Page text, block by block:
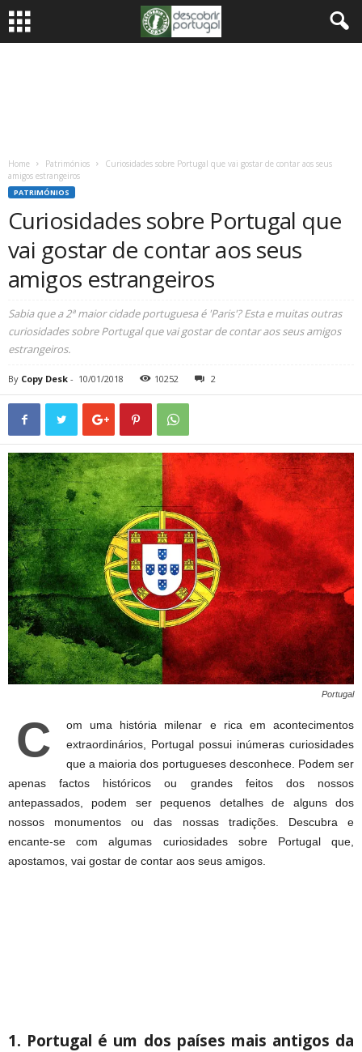
Home Patrimónios
Curiosidades sobre Portugal que vai gostar de contar aos seus
amigos estrangeiros
PATRIMÓNIOS
Curiosidades sobre Portugal que
vai gostar de contar aos seus
amigos estrangeiros
Sabia que a 2ª maior cidade portuguesa é 'Paris'? Esta e muitas outras
curiosidades sobre Portugal que vai gostar de contar aos seus amigos
estrangeiros.
By Copy Desk - 10/01/2018 10252 2
Portugal
C
om uma história milenar e rica em acontecimentos
extraordinários, Portugal possui inúmeras curiosidades
que a maioria dos portugueses desconhece. Podem ser
apenas factos históricos ou grandes feitos dos nossos
antepassados, podem ser pequenos detalhes de alguns dos
nossos monumentos ou das nossas tradições. Descubra e
encante-se com algumas curiosidades sobre Portugal que,
apostamos, vai gostar de contar aos seus amigos.
1. Portugal é um dos países mais antigos da